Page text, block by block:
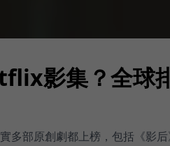
影集？全球
多部原創劇都上榜，包括《影